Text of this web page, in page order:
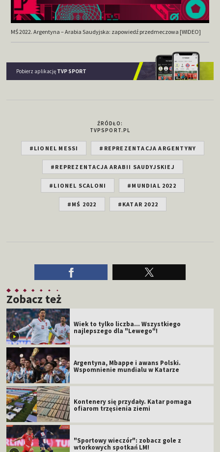
MŚ 2022. Argentyna – Arabia Saudyjska: zapowiedź przedmeczowa [WIDEO]
Pobierz aplikację TVP SPORT
ŹRÓDŁO:
TVPSPORT.PL
#LIONEL MESSI #REPREZENTACJA ARGENTYNY
#REPREZENTACJA ARABII SAUDYJSKIEJ
#LIONEL SCALONI #MUNDIAL 2022
#MŚ 2022 #KATAR 2022
Zobacz też
Wiek to tylko liczba... Wszystkiego
najlepszego dla "Lewego"!
Argentyna, Mbappe i awans Polski.
Wspomnienie mundialu w Katarze
Kontenery się przydały. Katar pomaga
ofiarom trzęsienia ziemi
"Sportowy wieczór": zobacz gole z
wtorkowych spotkań LM!